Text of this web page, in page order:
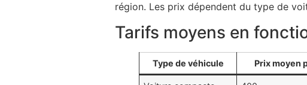
région. Les prix dépendent du type de
Tarifs moyens en
Type de véhicule Prix moyen